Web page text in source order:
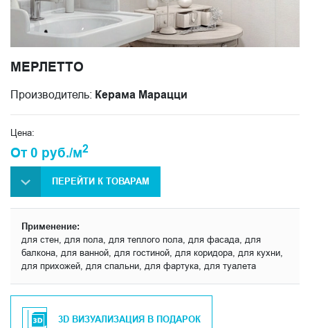
МЕРЛЕТТО
Производитель: Керама Марацци
Цена:
От 0 руб./м2
ПЕРЕЙТИ К ТОВАРАМ
Применение:
для стен, для пола, для теплого пола, для фасада, для
балкона, для ванной, для гостиной, для коридора, для кухни,
для прихожей, для спальни, для фартука, для туалета
3D ВИЗУАЛИЗАЦИЯ В ПОДАРОК